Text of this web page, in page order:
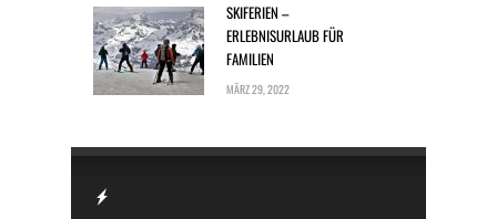
SKIFERIEN –
ERLEBNISURLAUB FÜR
FAMILIEN
MÄRZ 29, 2022